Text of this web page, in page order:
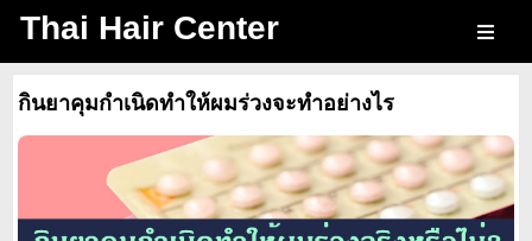
Thai Hair Center
กินยาคุมกำเนิดทำให้ผมร่วงจะทำอย่างไร